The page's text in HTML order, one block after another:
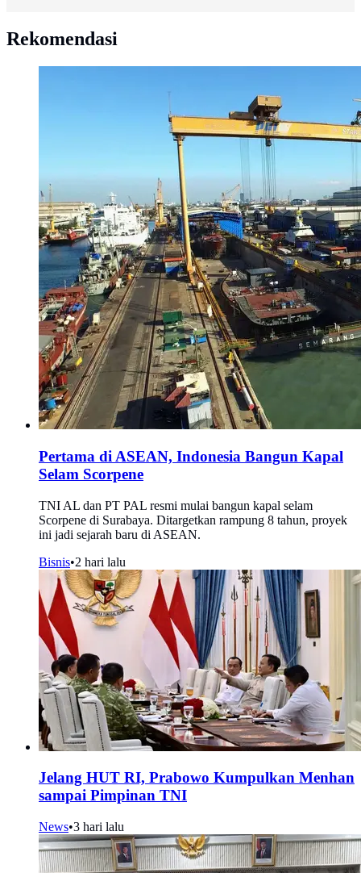
Rekomendasi
Pertama di ASEAN, Indonesia Bangun Kapal
Selam Scorpene
TNI AL dan PT PAL resmi mulai bangun kapal selam
Scorpene di Surabaya. Ditargetkan rampung 8 tahun, proyek
ini jadi sejarah baru di ASEAN.
Bisnis•2 hari lalu
Jelang HUT RI, Prabowo Kumpulkan Menhan
sampai Pimpinan TNI
News•3 hari lalu